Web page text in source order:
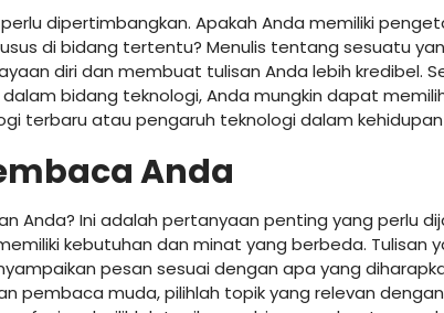
dipertimbangkan. Apakah Anda memiliki
di bidang tertentu? Menulis tentang sesuatu
diri dan membuat tulisan Anda lebih kredibel.
bidang teknologi, Anda mungkin dapat
terbaru atau pengaruh teknologi dalam
Anda
Anda? Ini adalah pertanyaan penting yang perlu
kebutuhan dan minat yang berbeda. Tulisan
pesan sesuai dengan apa yang
pembaca muda, pilihlah topik yang relevan